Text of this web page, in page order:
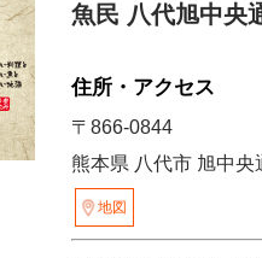
魚民 八代旭中央
住所・アクセス
〒866-0844
熊本県 八代市 旭中
地図